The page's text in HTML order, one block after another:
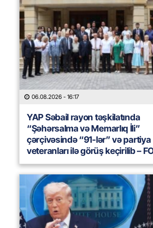
06.08.2026 - 16:17
YAP Səbail rayon təşkilatında
“Şəhərsalma və Memarlıq İli”
çərçivəsində “91-lər” və partiya
veteranları ilə görüş keçirilib –